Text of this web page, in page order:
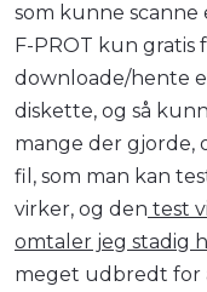
som kunne scanne
F-PROT kun gratis
downloade/hente
diskette, og så
mange der gjorde,
fil, som man kan
virker, og den test
omtaler jeg stadig
meget udbredt for